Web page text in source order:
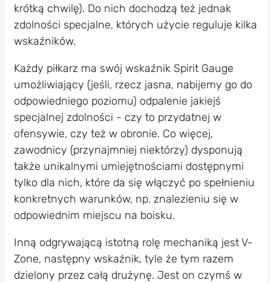
krótką chwilę). Do nich dochodzą też jednak
zdolności specjalne, których użycie reguluje kilka
wskaźników.
Każdy piłkarz ma swój wskaźnik Spirit Gauge
umożliwiający (jeśli, rzecz jasna, nabijemy go do
odpowiedniego poziomu) odpalenie jakiejś
specjalnej zdolności - czy to przydatnej w
ofensywie, czy też w obronie. Co więcej,
zawodnicy (przynajmniej niektórzy) dysponują
także unikalnymi umiejętnościami dostępnymi
tylko dla nich, które da się włączyć po spełnieniu
konkretnych warunków, np. znalezieniu się w
odpowiednim miejscu na boisku.
Inną odgrywającą istotną rolę mechaniką jest V-
Zone, następny wskaźnik, tyle że tym razem
dzielony przez całą drużynę. Jest on czymś w